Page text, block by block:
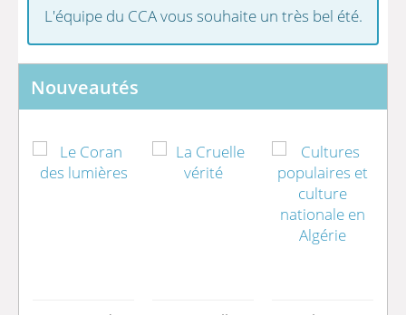
L'équipe du CCA vous souhaite un très bel été.
Nouveautés